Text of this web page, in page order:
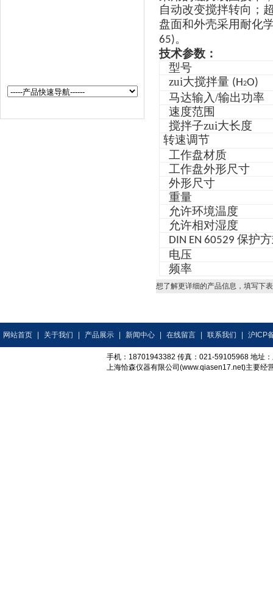
自动改变搅拌转向；
盘面和外壳采用耐化
65)。
技术参数：
型号
zui大搅拌量 (H2O)
马达输入/输出功率
速度范围
搅拌子zui大长度
转速调节
工作盘材质
工作盘外形尺寸
外形尺寸
重量
允许环境温度
允许相对湿度
DIN EN 60529 保护
电压
频率
想了解更详细的产品信息，填写下
网站首页 关于我们 产品展示 新闻中心 在线留言 联系我们 沪ICP
手机：18701943382 传真：021-59105968 地址
上海恰森仪器有限公司(www.qiasen17.net)主要经